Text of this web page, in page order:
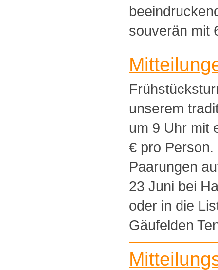
souverän mit
unserem
um 9 Uhr mit
€ pro
Paarungen
23 Juni bei
oder in die
Gäufelden